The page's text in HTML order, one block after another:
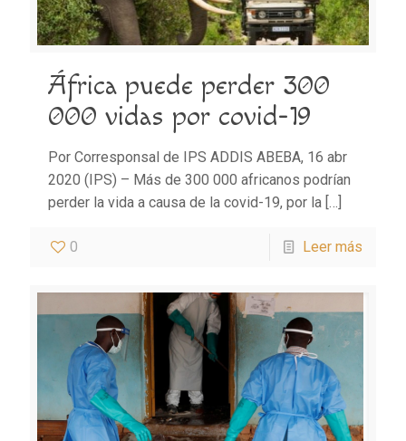
África puede perder 300
000 vidas por covid-19
Por Corresponsal de IPS ADDIS ABEBA, 16 abr
2020 (IPS) – Más de 300 000 africanos podrían
perder la vida a causa de la covid-19, por la […]
0 Leer más